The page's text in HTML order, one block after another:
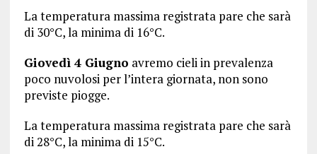
La temperatura massima registrata pare che sarà
di 30°C, la minima di 16°C.
Giovedì 4 Giugno avremo cieli in prevalenza
poco nuvolosi per l’intera giornata, non sono
previste piogge.
La temperatura massima registrata pare che sarà
di 28°C, la minima di 15°C.